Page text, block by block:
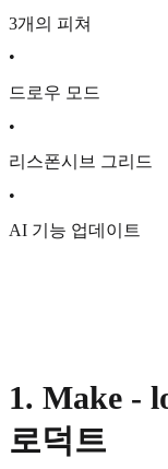
3개의 피쳐
•
드로우 모드
•
리스폰시브 그리드
•
AI 기능 업데이트
1. Make -
로덕트